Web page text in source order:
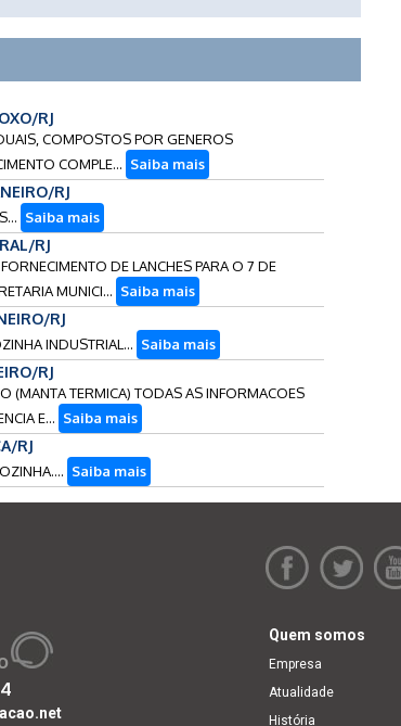
RJ
COMPOSTOS POR GENEROS
COMPLE... Saiba mais
RJ
Saiba mais
RJ
DE LANCHES PARA O 7 DE
MUNICI... Saiba mais
RJ
INDUSTRIAL... Saiba mais
RJ
(MANTA TERMICA) TODAS AS INFORMACOES
E... Saiba mais
RJ
Saiba mais
Quem somos
Empresa
Atualidade
História